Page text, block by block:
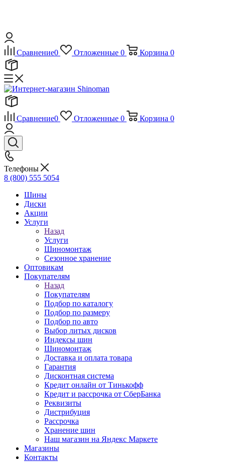
Сравнение0 Отложенные 0 Корзина 0
Сравнение0 Отложенные 0 Корзина 0
Телефоны
8 (800) 555 5054
Шины
Диски
Акции
Услуги
Назад
Услуги
Шиномонтаж
Сезонное хранение
Оптовикам
Покупателям
Назад
Покупателям
Подбор по каталогу
Подбор по размеру
Подбор по авто
Выбор литых дисков
Индексы шин
Шиномонтаж
Доставка и оплата товара
Гарантия
Дисконтная система
Кредит онлайн от Тинькофф
Кредит и рассрочка от СберБанка
Реквизиты
Дистрибуция
Рассрочка
Хранение шин
Наш магазин на Яндекс Маркете
Магазины
Контакты